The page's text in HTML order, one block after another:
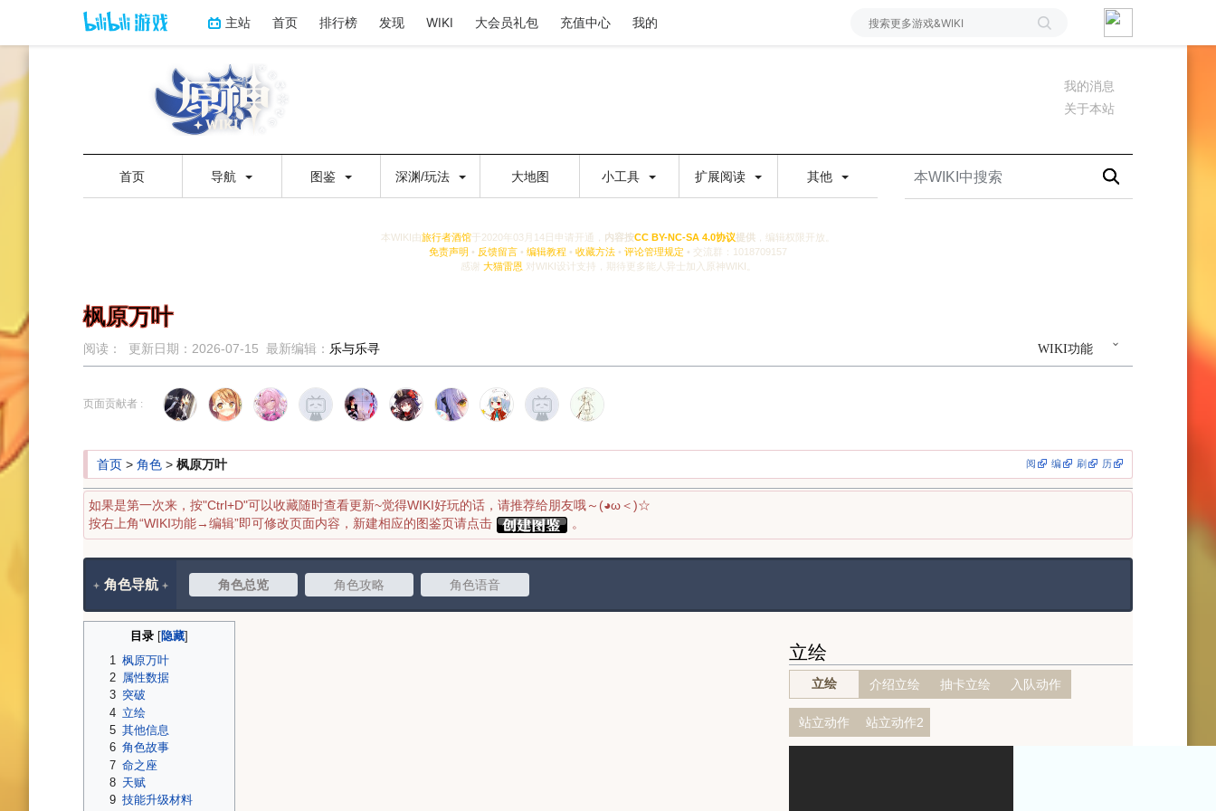
主站 首页 排行榜 发现 WIKI 大会员礼包 充值中心 我的
我的消息
关于本站
首页 导航 图鉴 深渊/玩法 大地图 小工具 扩展阅读 其他
本WIKI由旅行者酒馆于2020年03月14日申请开通， 内容按CC BY-NC-SA 4.0协议提供 ，编辑权限开放。
免责声明 • 反馈留言 • 编辑教程 • 收藏方法 • 评论管理规定 • 交流群：1018709157
感谢 大猫雷恩 对WIKI设计支持，期待更多能人异士加入原神WIKI。
枫原万叶
WIKI功能
阅读： 更新日期： 2026-07-15 最新编辑： 乐与乐寻
到
到
页面贡献者 :
阅 编 刷 历
首页 > 角色 > 枫原万叶
如果是第一次来，按"Ctrl+D"可以收藏随时查看更新~觉得WIKI好玩的话，请推荐给朋友哦～(◕ω＜)☆
按右上角“WIKI功能→编辑”即可修改页面内容，新建相应的图鉴页请点击
。
角色导航 角色总览 角色攻略 角色语音
目录
1
枫原万叶
2 属性数据
3 突破
4 立绘
5 其他信息
6 角色故事
7 命之座
8 天赋
9 技能升级材料
立绘
立绘 介绍立绘 抽卡立绘 入队动作
站立动作 站立动作2